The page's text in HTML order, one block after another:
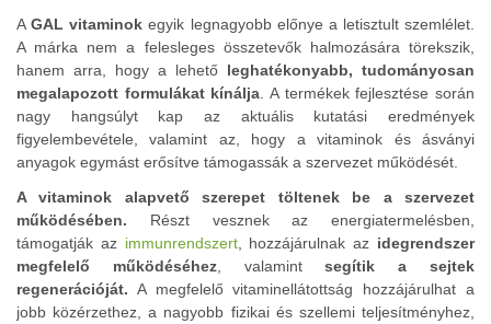
AGAL vitaminok egyik legnagyobb előnye a letisztult szemlélet.
A márka nem a felesleges összetevők halmozására törekszik,
hanem arra, hogy a lehető leghatékonyabb, tudományosan
megalapozott formulákat kínálja. A termékek fejlesztése során
nagy hangsúlyt kap az aktuális kutatási eredmények
figyelembevétele, valamint az, hogy a vitaminok és ásványi
anyagok egymást erősítve támogassák a szervezet működését.
A vitaminok alapvető szerepet töltenek be a szervezet
működésében. Részt vesznek az energiatermelésben,
támogatják az immunrendszert, hozzájárulnak az idegrendszer
megfelelő működéséhez, valamintsegítik a sejtek
regenerációját. A megfelelő vitaminellátottság hozzájárulhat a
jobb közérzethez, a nagyobb fizikai és szellemi teljesítményhez,